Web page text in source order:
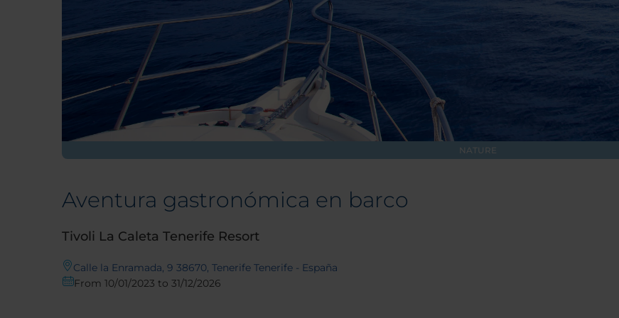
NATURE
Aventura gastronómica en barco
Tivoli La Caleta Tenerife Resort
Calle la Enramada, 9 38670, Tenerife Tenerife - España
From 10/01/2023 to 31/12/2026